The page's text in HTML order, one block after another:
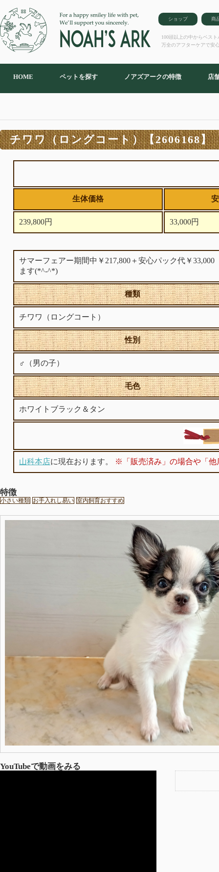
ショップ 商
100頭以上の中からベス
万全のアフターケアで安
HOME ペットを探す ノアズアークの特徴 店
チワワ（ロングコート）【2606168】
生体価格
239,800円 33,000円
サマーフェアー期間中￥217,800＋安心パック代
ます(*^-^*)
種類
チワワ（ロングコート）
性別
♂（男の子）
毛色
ホワイトブラック＆タン
山科本店に現在おります。 ※「販売済み」の場合や「他
特徴
小さい種類 お手入れし易い 室内飼育おすすめ
YouTubeで動画をみる